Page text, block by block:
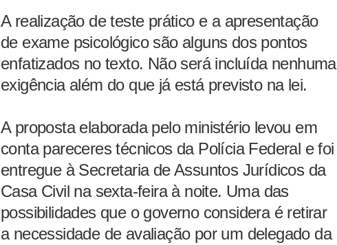
A realização de teste prático e a apresentação
de exame psicológico são alguns dos pontos
enfatizados no texto. Não será incluída nenhuma
exigência além do que já está previsto na lei.
A proposta elaborada pelo ministério levou em
conta pareceres técnicos da Polícia Federal e foi
entregue à Secretaria de Assuntos Jurídicos da
Casa Civil na sexta-feira à noite. Uma das
possibilidades que o governo considera é retirar
a necessidade de avaliação por um delegado da